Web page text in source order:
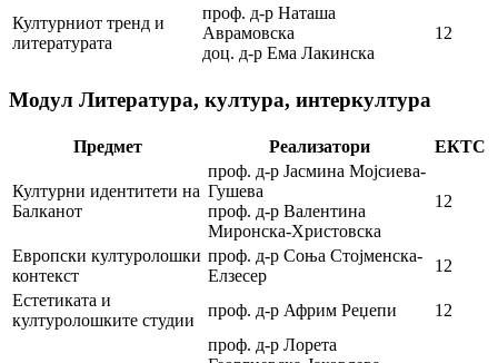
Културниот тренд и
литературата
проф. д-р Наташа
Аврамовска
доц. д-р Ема Лакинска
12
Модул Литература, култура, интеркултура
Предмет Реализатори ЕКТС
Културни идентитети на
Балканот
проф. д-р Јасмина Мојсиева-
Гушева
проф. д-р Валентина
Миронска-Христовска
12
Европски културолошки
контекст
проф. д-р Соња Стојменска-
Елзесер
12
Естетиката и
културолошките студии
проф. д-р Африм Реџепи 12
проф. д-р Лорета